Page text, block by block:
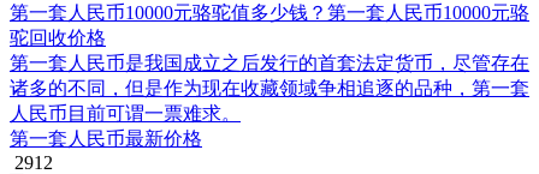
第一套人民币10000元骆驼值多少钱？第一套人民币10000元骆
驼回收价格
第一套人民币是我国成立之后发行的首套法定货币，尽管存在
诸多的不同，但是作为现在收藏领域争相追逐的品种，第一套
人民币目前可谓一票难求。
第一套人民币最新价格
2912